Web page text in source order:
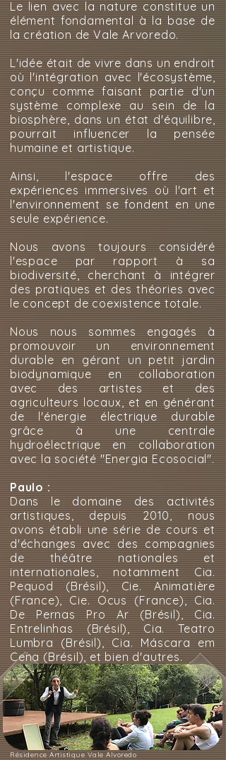
Le lien avec la nature constitue un
élément fondamental à la base de
la création de Vale Arvoredo.
L'idée était de vivre dans un endroit
où l'intégration avec l'écosystème,
conçu comme faisant partie d'un
système complexe au sein de la
biosphère, dans un état d'équilibre,
pourrait influencer la pensée
humaine et artistique.
Ainsi, l'espace offre des
expériences immersives où l'art et
l'environnement se fondent en une
seule expérience.
Nous avons toujours considéré
l'espace par rapport à sa
biodiversité, cherchant à intégrer
des pratiques et des théories avec
le concept de coexistence totale.
Nous nous sommes engagés à
promouvoir un environnement
durable en gérant un petit jardin
biodynamique en collaboration
avec des artistes et des
agriculteurs locaux, et en générant
de l'énergie électrique durable
grâce à une centrale
hydroélectrique en collaboration
avec la société "Energia Ecosocial".
Paulo :
Dans le domaine des activités
artistiques, depuis 2010, nous
avons établi une série de cours et
d'échanges avec des compagnies
de théâtre nationales et
internationales, notamment Cia.
Pequod (Brésil), Cie. Animatière
(France), Cie. Ocus (France), Cia.
De Pernas Pro Ar (Brésil), Cia.
Entrelinhas (Brésil), Cia. Teatro
Lumbra (Brésil), Cia. Máscara em
Cena (Brésil), et bien d'autres.
Résidence Artistique Vale Alvoredo